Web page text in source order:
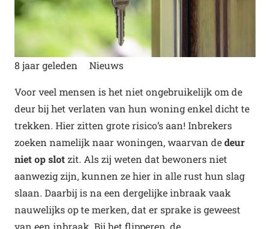
8 jaar geleden Nieuws
Voor veel mensen is het niet ongebruikelijk om de
deur bij het verlaten van hun woning enkel dicht te
trekken. Hier zitten grote risico’s aan! Inbrekers
zoeken namelijk naar woningen, waarvan dedeur
niet op slotzit. Als zij weten dat bewoners niet
aanwezig zijn, kunnen ze hier in alle rust hun slag
slaan. Daarbij is na een dergelijke inbraak vaak
nauwelijks op te merken, dat er sprake is geweest
van een inbraak. Bij het flipperen, de